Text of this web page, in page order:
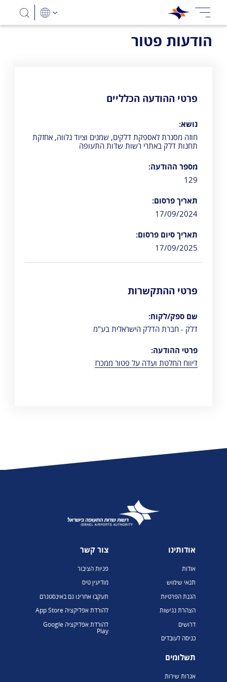
הודעות פטור
פרטי ההודעה הכלליים
נושא:
חוזה מסגרת לאספקת דלקים, שמנים וציוד נלווה, אחזקת
תחנות דלק באתרי רשות שדות התעופה
מספר ההודעה:
129
תאריך פרסום:
17/09/2024
תאריך סיום פרסום:
17/09/2025
פרטי ההתקשרות
שם ספק/לקוח:
דלק - חברת הדלק הישראלית בע"מ
פרטי ההודעה:
דיווח החלטת ועדה על פטור ממכרז
אודותינו
אודות
תנאי שימוש
הגנת הפרטיות
הצהרת נגישות
דרושים
כניסה לעובדים
תשלומים
אגרות שירות
צור קשר
פניות הציבור
מודיעין טיס
תעקבו אחרינו גם באינסטגרם
להורדת אפליקציה App Store
להורדת אפליקציה Google
Play